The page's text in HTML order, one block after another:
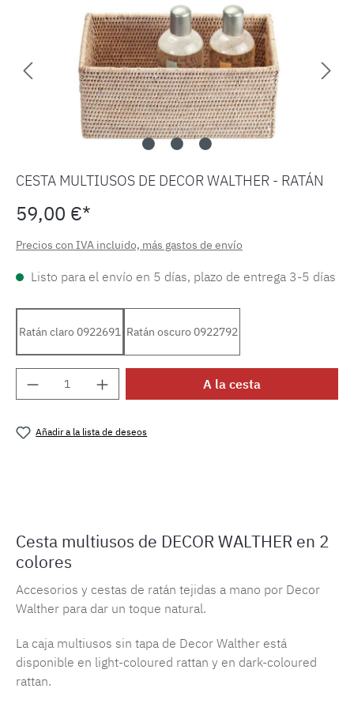
CESTA MULTIUSOS DE DECOR WALTHER - RATÁN
59,00 €*
Precios con IVA incluido, más gastos de envío
Listo para el envío en 5 días, plazo de entrega 3-5 días
Ratán claro 0922691 Ratán oscuro 0922792
Cantidad del producto: introduce la
A la cesta
Añadir a la lista de deseos
Cesta multiusos de DECOR WALTHER en 2
colores
Accesorios y cestas de ratán tejidas a mano por Decor
Walther para dar un toque natural.
La caja multiusos sin tapa de Decor Walther está
disponible en light-coloured rattan y en dark-coloured
rattan.